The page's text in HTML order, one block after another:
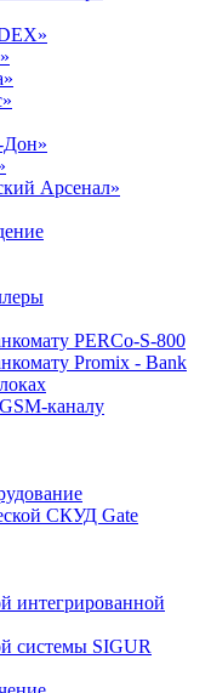
Дон»
Арсенал»
PERCo-S-800
Promix - Bank
каналу
СКУД Gate
интегрированной
системы SIGUR